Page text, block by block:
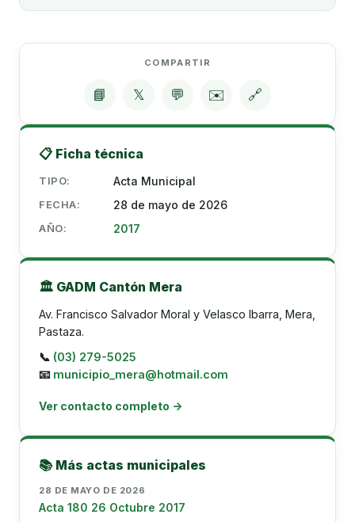
COMPARTIR
📘 𝕏 💬 ✉️ 🔗
📋 Ficha técnica
TIPO: Acta Municipal
FECHA: 28 de mayo de 2026
AÑO: 2017
🏛️ GADM Cantón Mera
Av. Francisco Salvador Moral y Velasco Ibarra, Mera,
Pastaza.
📞 (03) 279-5025
📧 municipio_mera@hotmail.com
Ver contacto completo →
📚 Más actas municipales
28 DE MAYO DE 2026
Acta 180 26 Octubre 2017